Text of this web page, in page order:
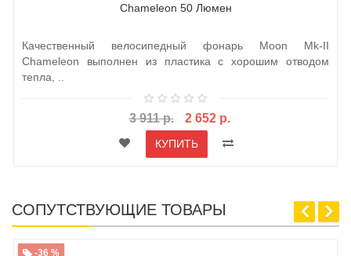
Chameleon 50 Люмен
Качественный велосипедный фонарь Moon Mk-II
Chameleon выполнен из пластика с хорошим отводом
тепла, ..
3 911 р. 2 652 р.
КУПИТЬ
СОПУТСТВУЮЩИЕ ТОВАРЫ
-36 %